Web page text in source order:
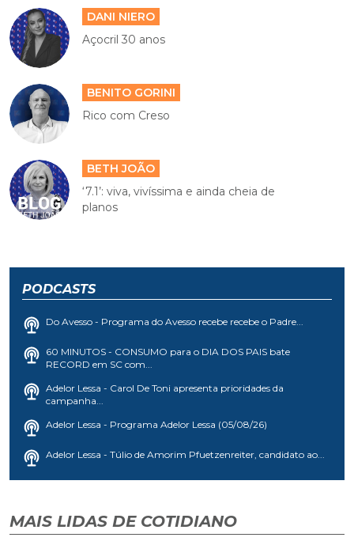
DANI NIERO
Açocril 30 anos
BENITO GORINI
Rico com Creso
BETH JOÃO
‘7.1’: viva, vivíssima e ainda cheia de
planos
PODCASTS
Do Avesso - Programa do Avesso recebe recebe o Padre...
60 MINUTOS - CONSUMO para o DIA DOS PAIS bate
RECORD em SC com...
Adelor Lessa - Carol De Toni apresenta prioridades da
campanha...
Adelor Lessa - Programa Adelor Lessa (05/08/26)
Adelor Lessa - Túlio de Amorim Pfuetzenreiter, candidato ao...
MAIS LIDAS DE COTIDIANO